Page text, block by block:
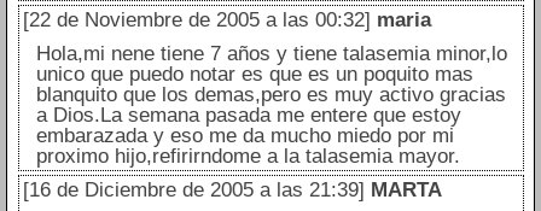
[22 de Noviembre de 2005 a las 00:32] maria
Hola,mi nene tiene 7 años y tiene talasemia minor,lo
unico que puedo notar es que es un poquito mas
blanquito que los demas,pero es muy activo gracias
a Dios.La semana pasada me entere que estoy
embarazada y eso me da mucho miedo por mi
proximo hijo,refirirndome a la talasemia mayor.
[16 de Diciembre de 2005 a las 21:39] MARTA